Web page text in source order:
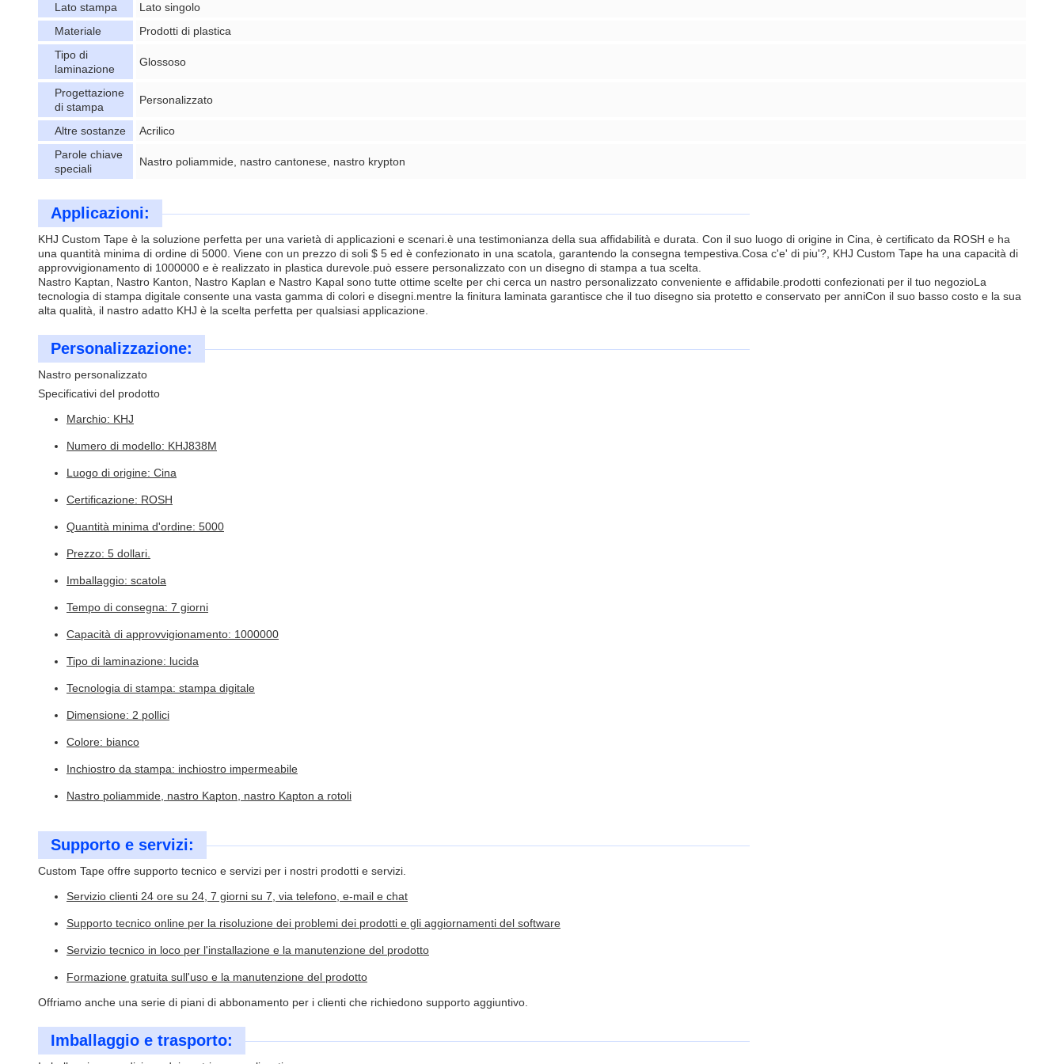
Lato stampa
Lato singolo
Materiale
Prodotti di plastica
Tipo di
laminazione
Glossoso
Progettazione
di stampa
Personalizzato
Altre sostanze
Acrilico
Parole chiave
speciali
Nastro poliammide, nastro cantonese, nastro krypton
Applicazioni:
KHJ Custom Tape è la soluzione perfetta per una varietà di applicazioni e scenari.è una testimonianza della sua affidabilità e durata. Con il suo luogo di origine in Cina, è certificato da ROSH e ha
una quantità minima di ordine di 5000. Viene con un prezzo di soli $ 5 ed è confezionato in una scatola, garantendo la consegna tempestiva.Cosa c'e' di piu'?, KHJ Custom Tape ha una capacità di
approvvigionamento di 1000000 e è realizzato in plastica durevole.può essere personalizzato con un disegno di stampa a tua scelta.
Nastro Kaptan, Nastro Kanton, Nastro Kaplan e Nastro Kapal sono tutte ottime scelte per chi cerca un nastro personalizzato conveniente e affidabile.prodotti confezionati per il tuo negozioLa
tecnologia di stampa digitale consente una vasta gamma di colori e disegni.mentre la finitura laminata garantisce che il tuo disegno sia protetto e conservato per anniCon il suo basso costo e la sua
alta qualità, il nastro adatto KHJ è la scelta perfetta per qualsiasi applicazione.
Personalizzazione:
Nastro personalizzato
Specificativi del prodotto
Marchio: KHJ
Numero di modello: KHJ838M
Luogo di origine: Cina
Certificazione: ROSH
Quantità minima d'ordine: 5000
Prezzo: 5 dollari.
Imballaggio: scatola
Tempo di consegna: 7 giorni
Capacità di approvvigionamento: 1000000
Tipo di laminazione: lucida
Tecnologia di stampa: stampa digitale
Dimensione: 2 pollici
Colore: bianco
Inchiostro da stampa: inchiostro impermeabile
Nastro poliammide, nastro Kapton, nastro Kapton a rotoli
Supporto e servizi:
Custom Tape offre supporto tecnico e servizi per i nostri prodotti e servizi.
Servizio clienti 24 ore su 24, 7 giorni su 7, via telefono, e-mail e chat
Supporto tecnico online per la risoluzione dei problemi dei prodotti e gli aggiornamenti del software
Servizio tecnico in loco per l'installazione e la manutenzione del prodotto
Formazione gratuita sull'uso e la manutenzione del prodotto
Offriamo anche una serie di piani di abbonamento per i clienti che richiedono supporto aggiuntivo.
Imballaggio e trasporto: